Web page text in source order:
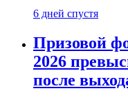
6 дней спустя
Призовой
2026
после